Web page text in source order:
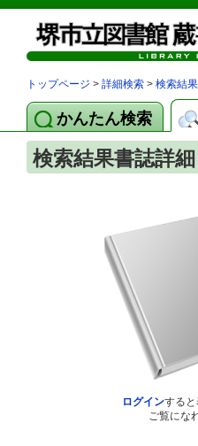
トップページ > 詳細検索 > 検索結
かんたん検索
検索結果書誌詳細
ログインすると
ご覧にな